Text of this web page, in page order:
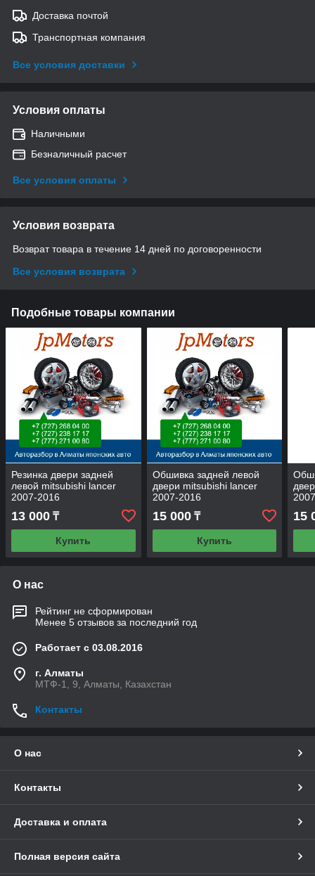
Доставка почтой
Транспортная компания
Все условия доставки
Условия оплаты
Наличными
Безналичный расчет
Все условия оплаты
Условия возврата
Возврат товара в течение 14 дней по договоренности
Все условия возврата
Подобные товары компании
Резинка двери задней
левой mitsubishi lancer
2007-2016
13 000 ₸
Купить
Обшивка задней левой
двери mitsubishi lancer
2007-2016
15 000₸
Купить
15
О нас
Рейтинг не сформирован
Менее 5 отзывов за последний год
Работает с 03.08.2016
г. Алматы
МТФ-1, 9, Алматы, Казахстан
Контакты
О нас
Контакты
Доставка и оплата
Полная версия сайта